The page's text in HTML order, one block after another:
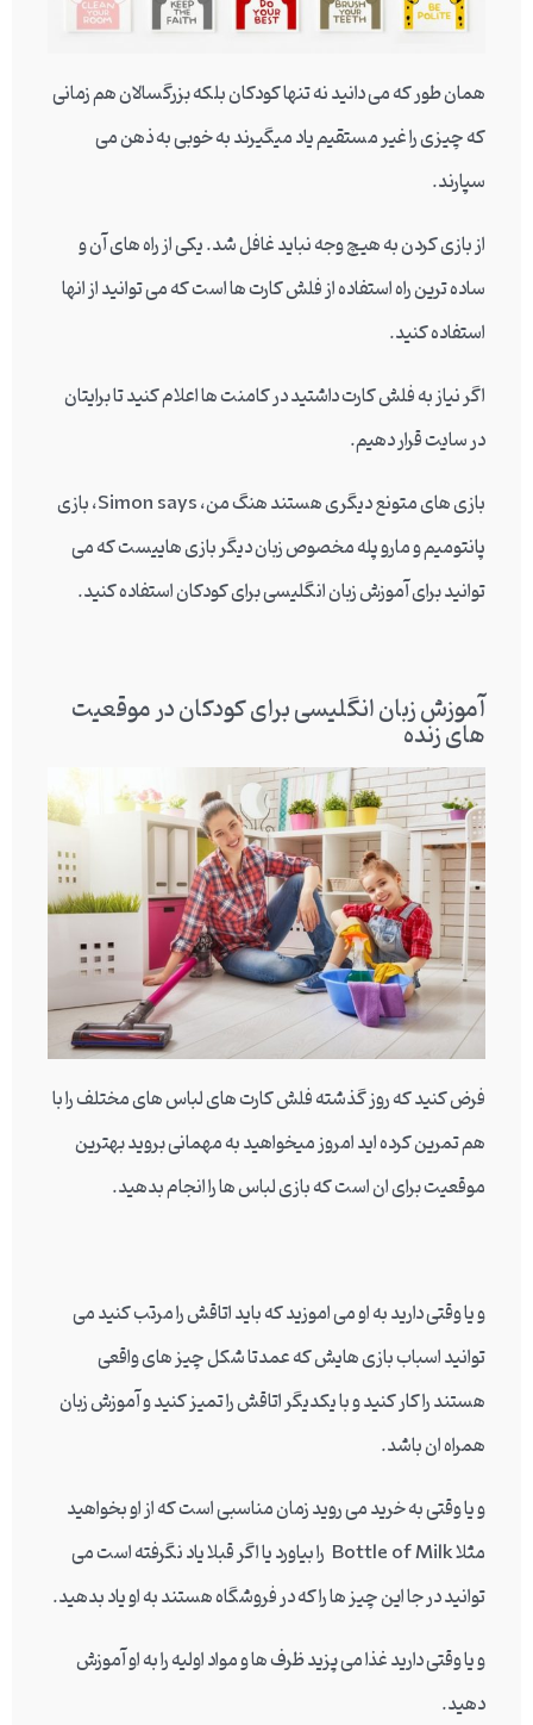
همان طور که می دانید نه تنها کودکان بلکه بزرگسالان هم زمانی
که چیزی را غیر مستقیم یاد میگیرند به خوبی به ذهن می
سپارند.
از بازی کردن به هیچ وجه نباید غافل شد. یکی از راه های آن و
ساده ترین راه استفاده از فلش کارت ها است که می توانید از انها
استفاده کنید.
اگر نیاز به فلش کارت داشتید در کامنت ها اعلام کنید تا برایتان
در سایت قرار دهیم.
بازی های متونع دیگری هستند هنگ من، Simon says، بازی
پانتومیم و مارو پله مخصوص زبان دیگر بازی هاییست که می
توانید برای آموزش زبان انگلیسی برای کودکان استفاده کنید.
آموزش زبان انگلیسی برای کودکان در موقعیت
های زنده
فرض کنید که روز گذشته فلش کارت های لباس های مختلف را با
هم تمرین کرده اید امروز میخواهید به مهمانی بروید بهترین
موقعیت برای ان است که بازی لباس ها را انجام بدهید.
و یا وقتی دارید به او می اموزید که باید اتاقش را مرتب کنید می
توانید اسباب بازی هایش که عمدتا شکل چیز های واقعی
هستند را کار کنید و با یکدیگر اتاقش را تمیز کنید و آموزش زبان
همراه ان باشد.
و یا وقتی به خرید می روید زمان مناسبی است که از او بخواهید
مثلا Bottle of Milk را بیاورد یا اگر قبلا یاد نگرفته است می
توانید در جا این چیز ها را که در فروشگاه هستند به او یاد بدهید.
و یا وقتی دارید غذا می پزید ظرف ها و مواد اولیه را به او آموزش
دهید.